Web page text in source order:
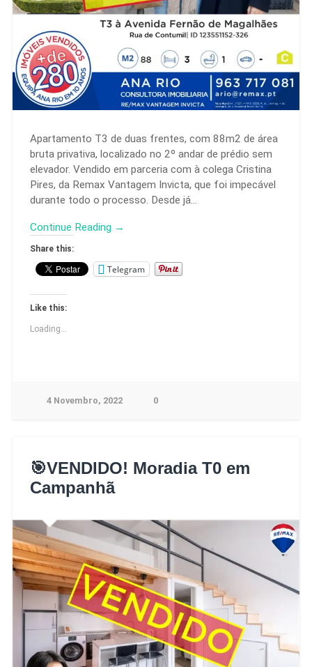
Apartamento T3 de duas frentes, com 88m2 de área
bruta privativa, localizado no 2º andar de prédio sem
elevador. Vendido em parceria com à colega Cristina
Pires, da Remax Vantagem Invicta, que foi impecável
durante todo o processo. Desde já…
Continue Reading →
Share this:
Telegram
Like this:
Loading...
4 Novembro, 2022 0
🎯VENDIDO! Moradia T0 em
Campanhã